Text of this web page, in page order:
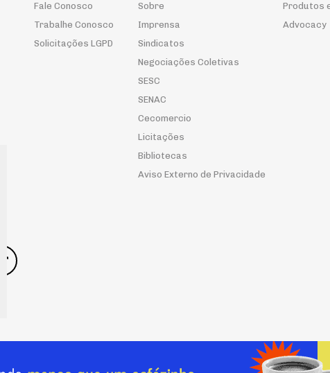
Fale Conosco
Trabalhe Conosco
Solicitações LGPD
Sobre
Imprensa
Sindicatos
Negociações Coletivas
SESC
SENAC
Cecomercio
Licitações
Bibliotecas
Aviso Externo de Privacidade
Produtos
Advocacy